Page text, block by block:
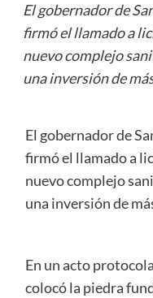
El gobernador de
firmó el llamado a
nuevo complejo
una inversión de
El gobernador de
firmó el llamado a
nuevo complejo
una inversión de
En un acto
colocó la piedra